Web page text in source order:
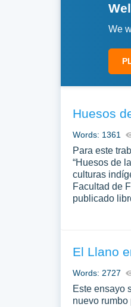
We
Huesos
Words: 1361
Para este
“Huesos de
culturas
Facultad de
publicado
El Llano
Words: 2727
Este ensayo
nuevo